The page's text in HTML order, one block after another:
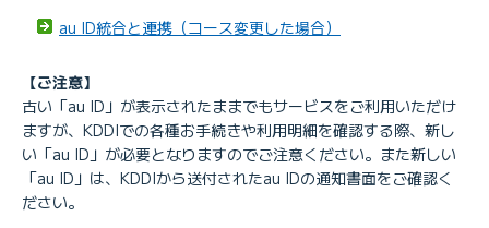
au ID統合と連携（コース変更した場合）
【ご注意】
古い「au ID」が表示されたままでもサービスをご利用いただけ
ますが、KDDIでの各種お手続きや利用明細を確認する際、新し
い「au ID」が必要となりますのでご注意ください。また新しい
「au ID」は、KDDIから送付されたau IDの通知書面をご確認く
ださい。